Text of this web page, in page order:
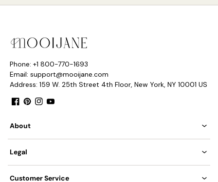
Materiaal: Messing, Glas
Lichtbron: LED-lamp of Edison-lamp
Type lichtbron: G9 (zoals hieronder weergegeven)
Phone: +1 800-770-1693
Email: support@mooijane.com
Address: 159 W. 25th Street 4th Floor, New York, NY 10001 US
About
Legal
Customer Service